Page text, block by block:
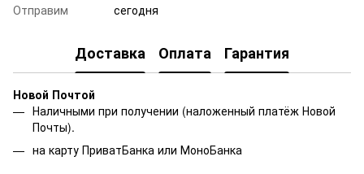
Отправим
сегодня
Доставка Оплата Гарантия
Новой Почтой
Наличными при получении (наложенный платёж Новой
Почты).
на карту ПриватБанка или МоноБанка